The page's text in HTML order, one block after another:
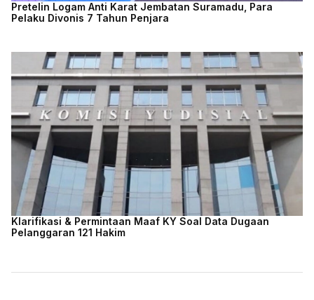
Pretelin Logam Anti Karat Jembatan Suramadu, Para
Pelaku Divonis 7 Tahun Penjara
Klarifikasi & Permintaan Maaf KY Soal Data Dugaan
Pelanggaran 121 Hakim